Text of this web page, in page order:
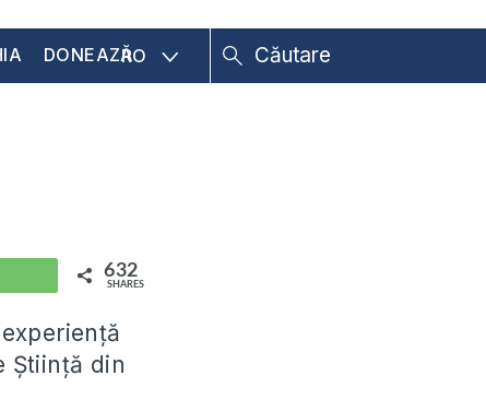
DONEAZĂRO
WhatsApp 632
SHARES
Știință din